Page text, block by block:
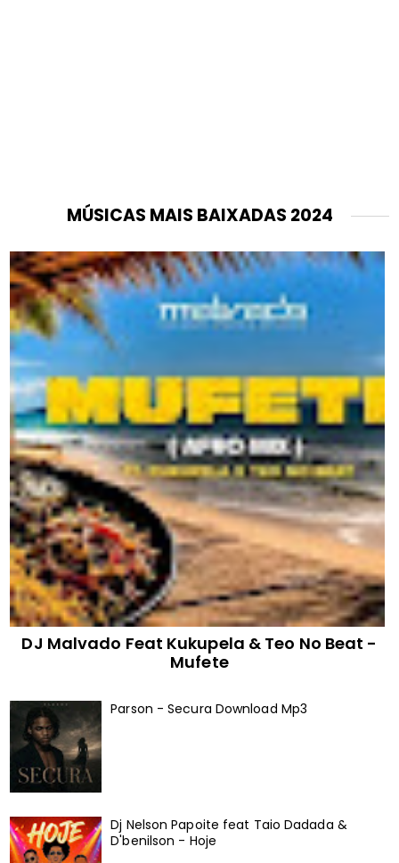
MÚSICAS MAIS BAIXADAS 2024
DJ Malvado Feat Kukupela & Teo No Beat -
Mufete
Parson - Secura Download Mp3
Dj Nelson Papoite feat Taio Dadada &
D'benilson - Hoje